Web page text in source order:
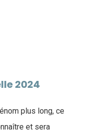
2024
plus long, ce
et sera